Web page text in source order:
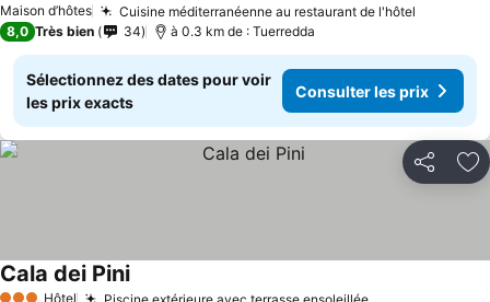
Maison d’hôtes Cuisine méditerranéenne au restaurant de l'hôtel
8,0 Très bien 34 à 0.3 km de : Tuerredda
Sélectionnez des dates pour voir
les prix exacts
Consulter les prix
Partager
Hôtel Piscine extérieure avec terrasse ensoleillée
Cala dei Pini